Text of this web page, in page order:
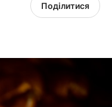
Поділитися